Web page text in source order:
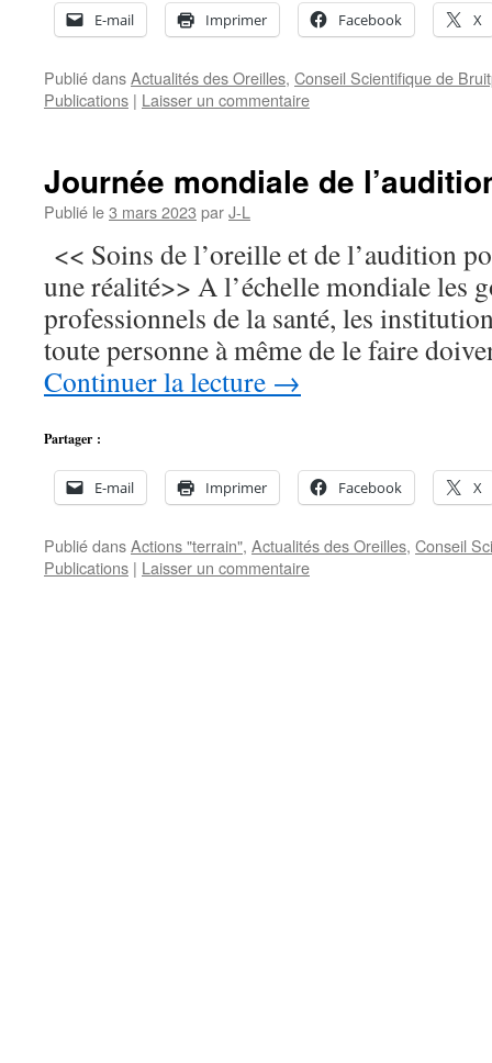
E-mail Imprimer Facebook X
Publié dansActualités des Oreilles, Conseil Scientifique de
Publications | Laisser un commentaire
Journée mondiale de
Publié le3 mars 2023 parJ-L
<< Soins de l’oreille et de l’audition
une réalité>> A l’échelle mondiale les
professionnels de la santé, les
toute personne à même de le faire
Continuer la lecture →
Partager :
E-mail Imprimer Facebook X
Publié dansActions "terrain", Actualités des Oreilles, Conseil
Publications | Laisser un commentaire